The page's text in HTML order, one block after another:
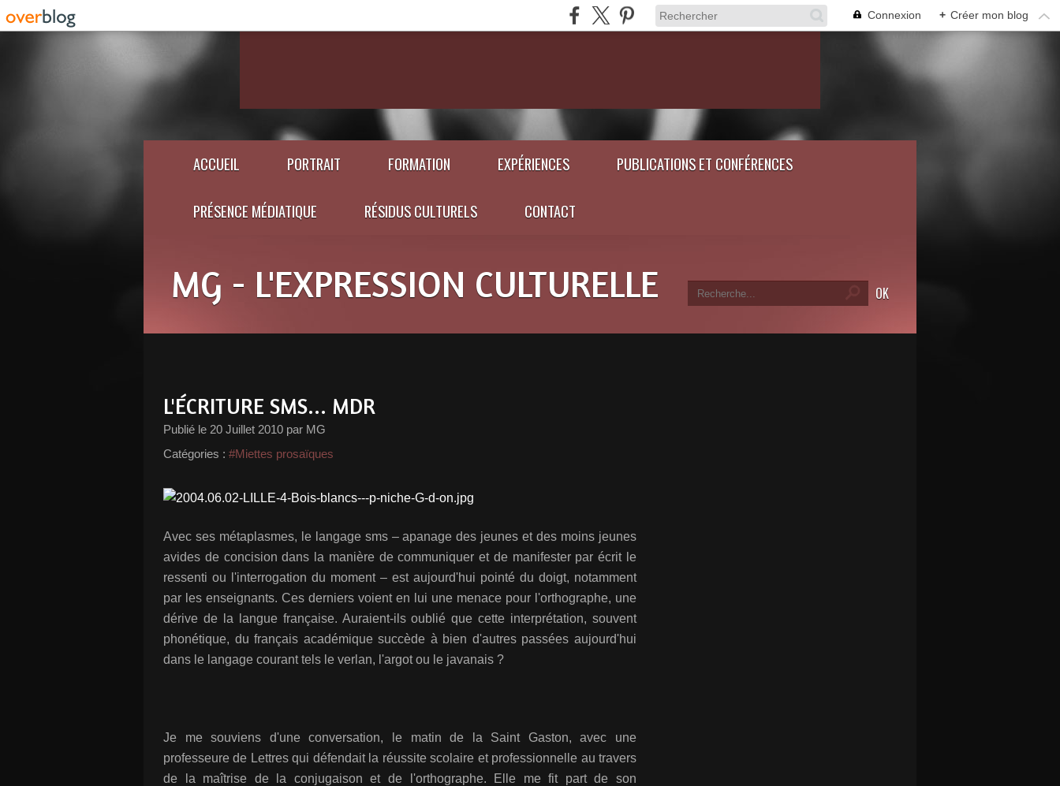
Connexion + Créer mon blog
ACCUEIL PORTRAIT FORMATION EXPÉRIENCES PUBLICATIONS ET CONFÉRENCES
PRÉSENCE MÉDIATIQUE RÉSIDUS CULTURELS CONTACT
MG - L'EXPRESSION CULTURELLE
L'ÉCRITURE SMS... MDR
Publié le 20 Juillet 2010 par MG
Catégories : #Miettes prosaïques
Avec ses métaplasmes, le langage sms – apanage des jeunes et des moins jeunes
avides de concision dans la manière de communiquer et de manifester par écrit le
ressenti ou l'interrogation du moment – est aujourd'hui pointé du doigt, notamment
par les enseignants. Ces derniers voient en lui une menace pour l'orthographe, une
dérive de la langue française. Auraient-ils oublié que cette interprétation, souvent
phonétique, du français académique succède à bien d'autres passées aujourd'hui
dans le langage courant tels le verlan, l'argot ou le javanais ?
Je me souviens d'une conversation, le matin de la Saint Gaston, avec une
professeure de Lettres qui défendait la réussite scolaire et professionnelle au travers
de la maîtrise de la conjugaison et de l'orthographe. Elle me fit part de son